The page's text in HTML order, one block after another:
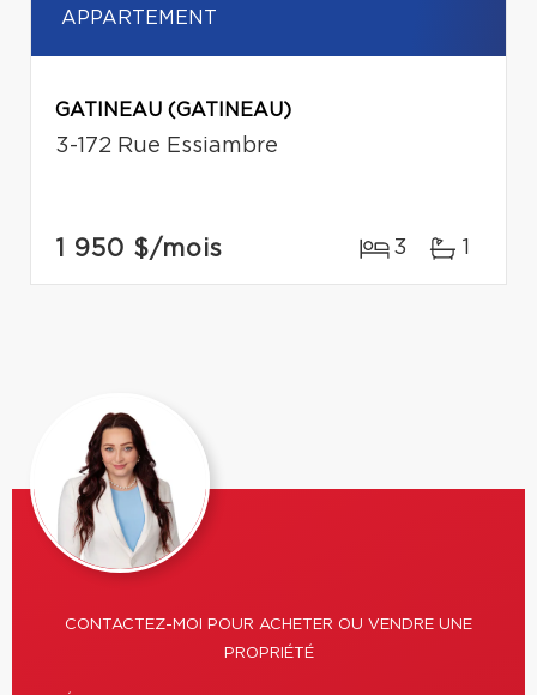
APPARTEMENT
GATINEAU (GATINEAU)
3-172 Rue Essiambre
1 950 $/mois 3 1
CONTACTEZ-MOI POUR ACHETER OU VENDRE UNE
PROPRIÉTÉ